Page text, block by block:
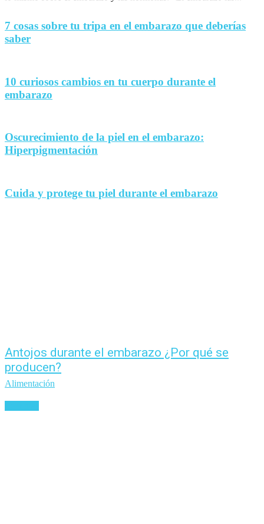
7 cosas sobre tu tripa en el embarazo que deberías
saber
10 curiosos cambios en tu cuerpo durante el
embarazo
Oscurecimiento de la piel en el embarazo:
Hiperpigmentación
Cuida y protege tu piel durante el embarazo
Antojos durante el embarazo ¿Por qué se
producen?
Alimentación